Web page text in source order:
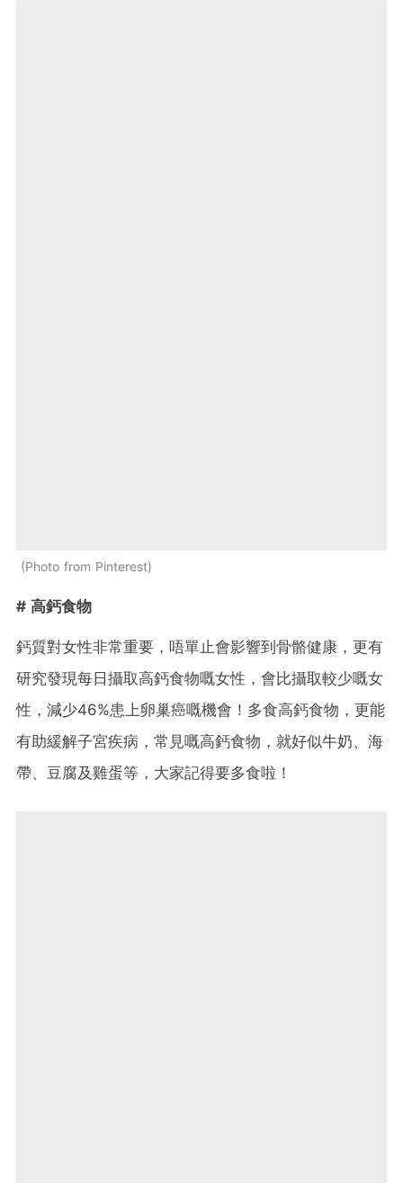
Photo from Pinterest
# 高鈣食物
鈣質對女性非常重要，唔單止會影響到骨骼健康，更有
研究發現每日攝取高鈣食物嘅女性，會比攝取較少嘅女
性，減少46%患上卵巢癌嘅機會！多食高鈣食物，更能
有助緩解子宮疾病，常見嘅高鈣食物，就好似牛奶、海
帶、豆腐及雞蛋等，大家記得要多食啦！